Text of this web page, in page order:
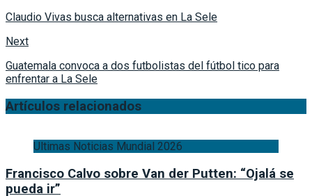
Claudio Vivas busca alternativas en La Sele
Next
Guatemala convoca a dos futbolistas del fútbol tico para
enfrentar a La Sele
Artículos relacionados
Ultimas Noticias Mundial 2026
Francisco Calvo sobre Van der Putten: “Ojalá se
pueda ir”